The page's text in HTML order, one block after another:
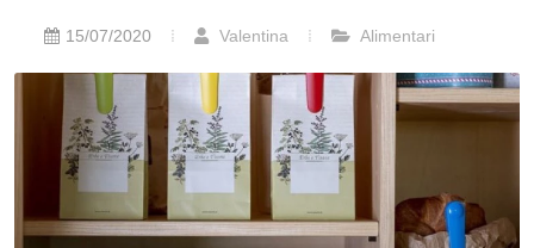
15/07/2020 Valentina Alimentari